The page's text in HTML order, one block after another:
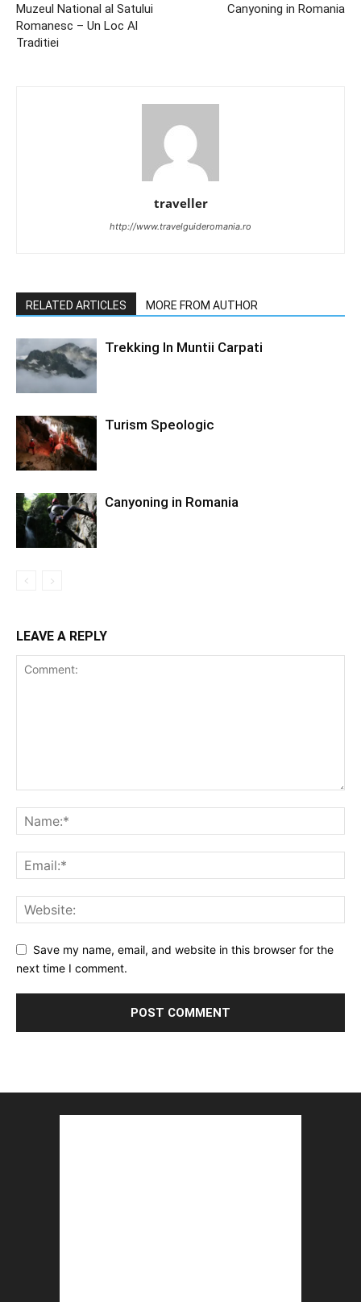
Muzeul National al Satului
Romanesc – Un Loc Al
Traditiei
Canyoning in Romania
traveller
http://www.travelguideromania.ro
RELATED ARTICLES MORE FROM AUTHOR
Trekking In Muntii Carpati
Turism Speologic
Canyoning in Romania
LEAVE A REPLY
Save my name, email, and website in this browser for the
next time I comment.